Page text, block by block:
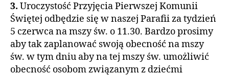
3. Uroczystość Przyjęcia Pierwszej Komunii
Świętej odbędzie się w naszej Parafii za tydzień
5 czerwca na mszy św. o 11.30. Bardzo prosimy
aby tak zaplanować swoją obecność na mszy
św. w tym dniu aby na tej mszy św. umożliwić
obecność osobom związanym z dziećmi